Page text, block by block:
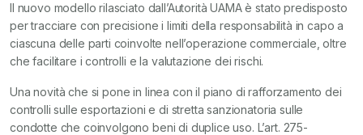
Il nuovo modello rilasciato dall’Autorità UAMA è stato predisposto
per tracciare con precisione i limiti della responsabilità in capo a
ciascuna delle parti coinvolte nell’operazione commerciale, oltre
che facilitare i controlli e la valutazione dei rischi.
Una novità che si pone in linea con il piano di rafforzamento dei
controlli sulle esportazioni e di stretta sanzionatoria sulle
condotte che coinvolgono beni di duplice uso. L’art. 275-